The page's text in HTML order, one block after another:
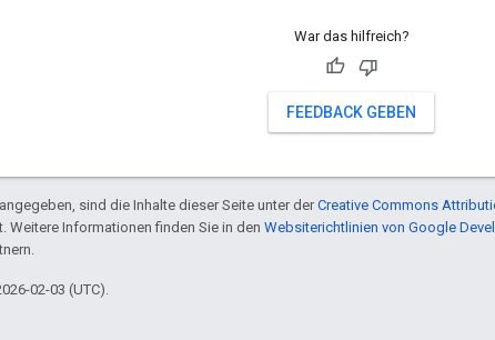
War das hilfreich?
FEEDBACK GEBEN
sind die Inhalte dieser Seite unter derCreative Commons
Weitere Informationen finden Sie in den Websiterichtlinien von Google
02-03 (UTC).